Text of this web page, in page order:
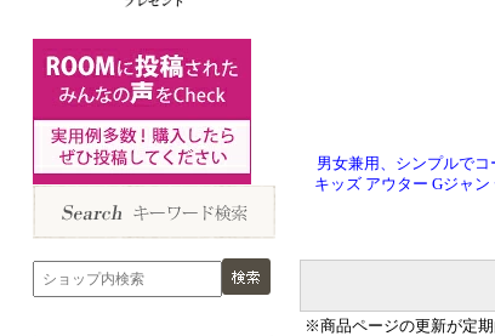
男女兼用、シンプルで
キッズ アウター Gジャ
※商品ページの更新が定